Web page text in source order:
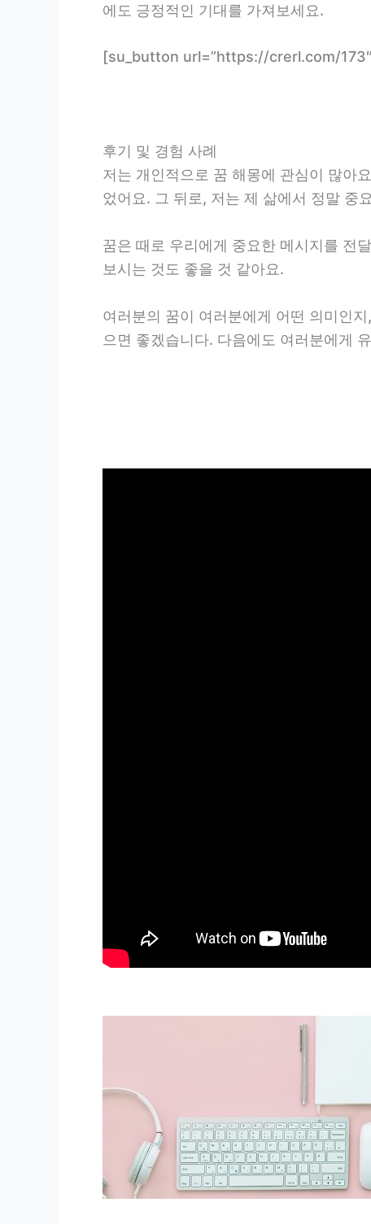
에도 긍정적인 기대를 가져보세요.
[su_button url=”https://crerl.com/173″
후기 및 경험 사례
저는 개인적으로 꿈 해몽에 관심이 많아
었어요. 그 뒤로, 저는 제 삶에서 정말 중
꿈은 때로 우리에게 중요한 메시지를 전
보시는 것도 좋을 것 같아요.
여러분의 꿈이 여러분에게 어떤 의미인
으면 좋겠습니다. 다음에도 여러분에게